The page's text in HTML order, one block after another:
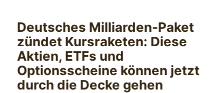
Deutsches Milliarden-Paket
zündet Kursraketen: Diese
Aktien, ETFs und
Optionsscheine können jetzt
durch die Decke gehen